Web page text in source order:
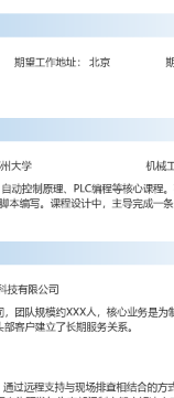
作地址: 北京